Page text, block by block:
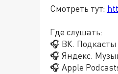
Смотреть тут:
Где слушать:
🎧 ВК.
🎧 Яндекс.
🎧 Apple